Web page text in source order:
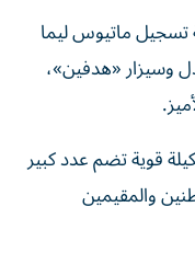
تسجيل ماتيوس ليما
عادل وسيزار «هدفين»،
قوية تضم عدد كبير
والمقيمين